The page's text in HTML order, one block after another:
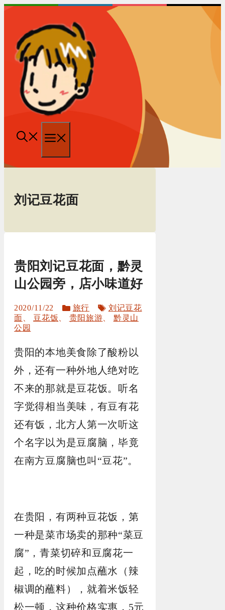
跳
单
刘记豆花面
贵阳刘记豆花面，黔灵
山公园旁，店小味道好
2020/11/22
分
类
旅行
标
签
刘记豆花
面
豆花饭 贵阳旅游
黔灵山
公园
贵阳的本地美食除了酸粉以
外，还有一种外地人绝对吃
不来的那就是豆花饭。听名
字觉得相当美味，有豆有花
还有饭，北方人第一次听这
个名字以为是豆腐脑，毕竟
在南方豆腐脑也叫“豆花”。
在贵阳，有两种豆花饭，第
一种是菜市场卖的那种“菜豆
腐”，青菜切碎和豆腐花一
起，吃的时候加点蘸水（辣
椒调的蘸料），就着米饭轻
松一顿，这种价格实惠，5元